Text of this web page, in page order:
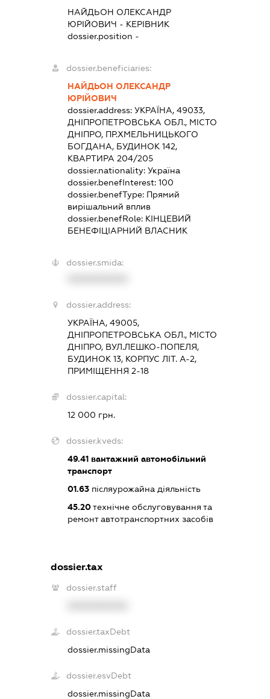
НАЙДЬОН ОЛЕКСАНДР
ЮРІЙОВИЧ - КЕРІВНИК
dossier.position -
dossier.beneficiaries:
НАЙДЬОН ОЛЕКСАНДР
ЮРІЙОВИЧ
dossier.address:УКРАЇНА, 49033,
ДНІПРОПЕТРОВСЬКА ОБЛ., МІСТО
ДНІПРО, ПР.ХМЕЛЬНИЦЬКОГО
БОГДАНА, БУДИНОК 142,
КВАРТИРА 204/205
dossier.nationality:Україна
dossier.benefInterest:100
dossier.benefType: Прямий
вирішальний вплив
dossier.benefRole: КІНЦЕВИЙ
БЕНЕФІЦІАРНИЙ ВЛАСНИК
dossier.smida:
dossier.address:
УКРАЇНА, 49005,
ДНІПРОПЕТРОВСЬКА ОБЛ., МІСТО
ДНІПРО, ВУЛ.ЛЕШКО-ПОПЕЛЯ,
БУДИНОК 13, КОРПУС ЛІТ. А-2,
ПРИМІЩЕННЯ 2-18
dossier.capital:
12 000 грн.
dossier.kveds:
49.41 вантажний автомобільний
транспорт
01.63 післяурожайна діяльність
45.20технічне обслуговування та
ремонт автотранспортних засобів
dossier.tax
dossier.staff
dossier.taxDebt
dossier.missingData
dossier.esvDebt
dossier.missingData